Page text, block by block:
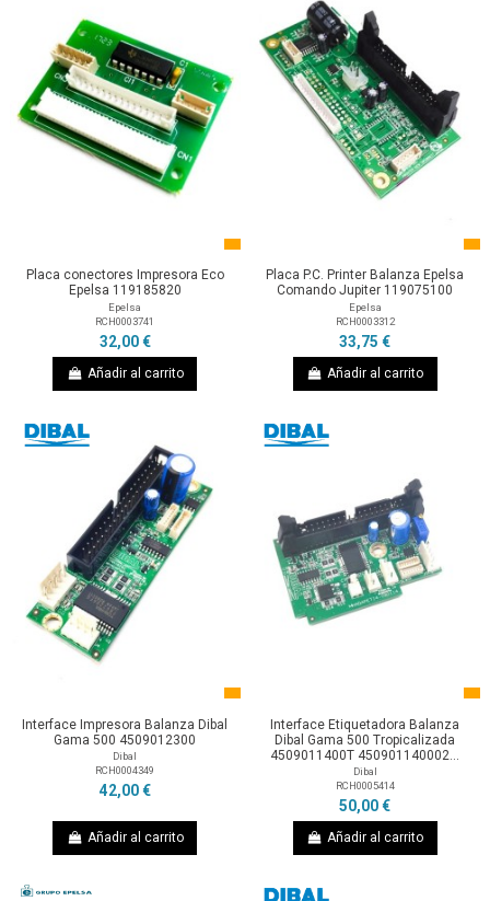
Placa conectores Impresora Eco
Epelsa 119185820
Epelsa
RCH0003741
32,00 €
Añadir al carrito
Placa P.C. Printer Balanza Epelsa
Comando Jupiter 119075100
Epelsa
RCH0003312
33,75 €
Añadir al carrito
Interface Impresora Balanza Dibal
Gama 500 4509012300
Dibal
RCH0004349
42,00 €
Añadir al carrito
Interface Etiquetadora Balanza
Dibal Gama 500 Tropicalizada
4509011400T 450901140002...
Dibal
RCH0005414
50,00 €
Añadir al carrito